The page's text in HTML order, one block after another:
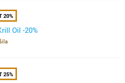
20%
Oil -20%
25%